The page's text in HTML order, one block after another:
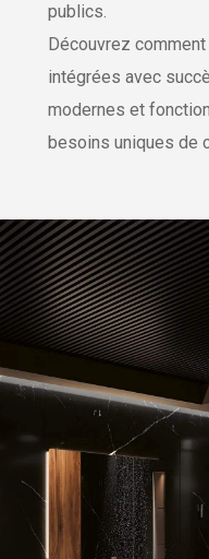
publics.
Découvrez
intégrées avec
modernes et
besoins uniques de